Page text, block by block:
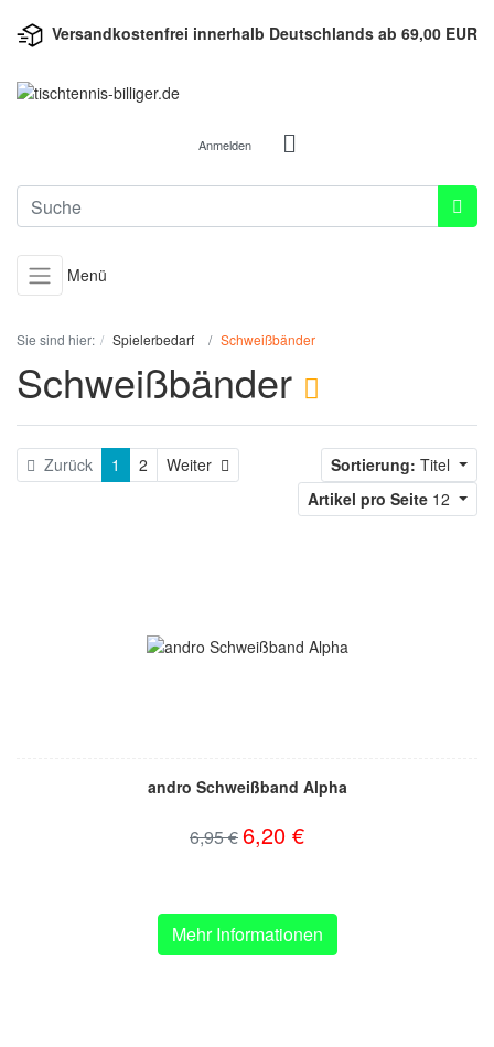
Versandkostenfrei innerhalb Deutschlands ab 69,00 EUR
Anmelden
Menü
Sie sind hier: Spielerbedarf Schweißbänder
Schweißbänder
Zurück 1 2 Weiter Sortierung: Titel
Artikel pro Seite 12
andro Schweißband Alpha
6,95 €6,20 €
Mehr Informationen